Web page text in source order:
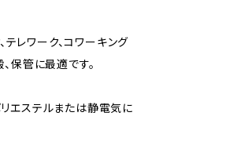
テレワーク、コワーキング
保管に最適です。
エステルまたは静電気に